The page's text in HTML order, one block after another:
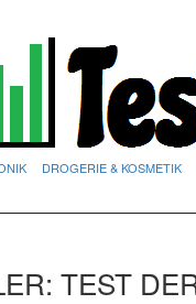
DROGERIE & KOSMETIK
TEST